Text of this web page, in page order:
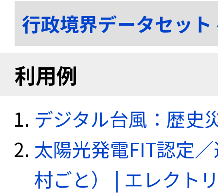
行政境界データセッ
利用例
デジタル台風：歴史
太陽光発電FIT認定
村ごと） | エレクト